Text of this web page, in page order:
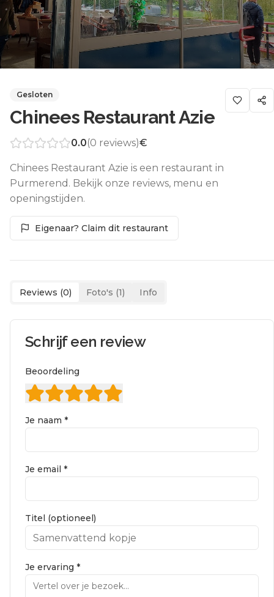
Gesloten
Chinees Restaurant Azie
0.0(0 reviews)€
Chinees Restaurant Azie is een restaurant in
Purmerend. Bekijk onze reviews, menu en
openingstijden.
Eigenaar? Claim dit restaurant
Reviews (0) Foto's (1) Info
Schrijf een review
Beoordeling
Je naam *
Je email *
Titel (optioneel)
Je ervaring *